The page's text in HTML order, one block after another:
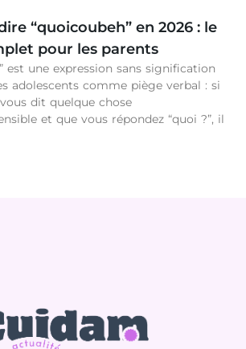
“quoicoubeh” en 2026 : le
pour les parents
est une expression sans signification
adolescents comme piège verbal : si
dit quelque chose
et que vous répondez “quoi ?”, il